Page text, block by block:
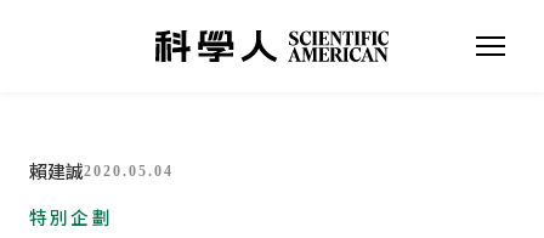
賴建誠2020.05.04
特別企劃